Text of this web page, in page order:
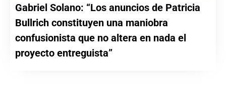
Gabriel Solano: “Los anuncios de Patricia
Bullrich constituyen una maniobra
confusionista que no altera en nada el
proyecto entreguista”